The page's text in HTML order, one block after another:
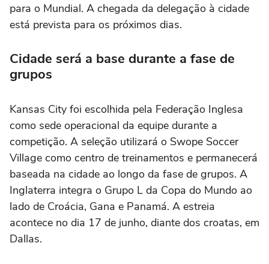
para o Mundial. A chegada da delegação à cidade
está prevista para os próximos dias.
Cidade será a base durante a fase de
grupos
Kansas City foi escolhida pela Federação Inglesa
como sede operacional da equipe durante a
competição. A seleção utilizará o Swope Soccer
Village como centro de treinamentos e permanecerá
baseada na cidade ao longo da fase de grupos. A
Inglaterra integra o Grupo L da Copa do Mundo ao
lado de Croácia, Gana e Panamá. A estreia
acontece no dia 17 de junho, diante dos croatas, em
Dallas.